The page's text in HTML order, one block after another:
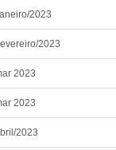
2023
2023
2023
2023
2023